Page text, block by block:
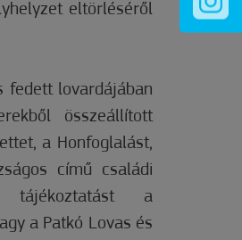
eltörléséről
fedett lovardájában
összeállított
a Honfoglalást,
című családi
a
a Patkó Lovas és